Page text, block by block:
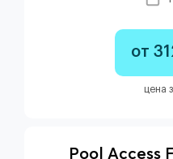
от
цена
Pool Access